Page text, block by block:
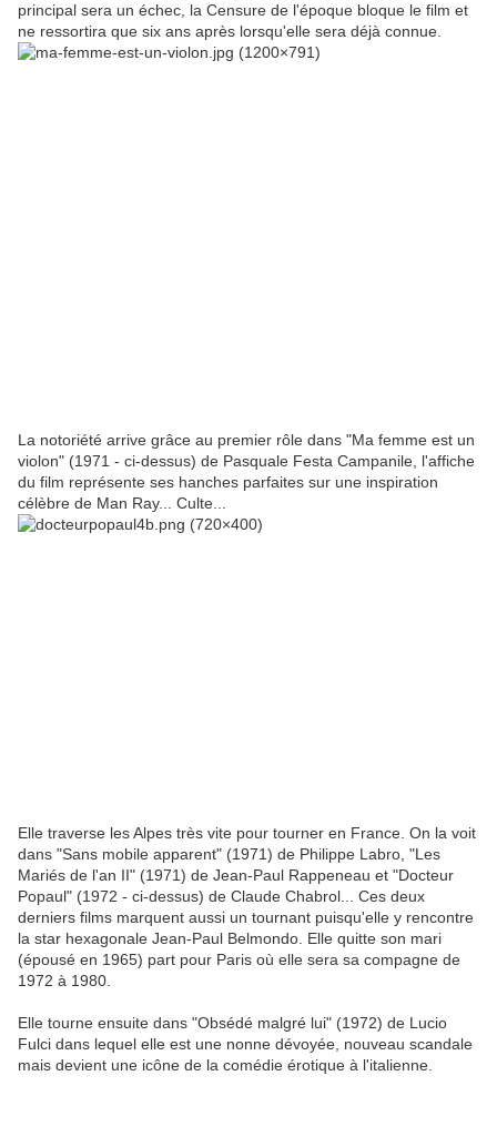
principal sera un échec, la Censure de l'époque bloque le film et
ne ressortira que six ans après lorsqu'elle sera déjà connue.
La notoriété arrive grâce au premier rôle dans "Ma femme est un
violon" (1971 - ci-dessus) de Pasquale Festa Campanile, l'affiche
du film représente ses hanches parfaites sur une inspiration
célèbre de Man Ray... Culte...
Elle traverse les Alpes très vite pour tourner en France. On la voit
dans "Sans mobile apparent" (1971) de Philippe Labro, "Les
Mariés de l'an II" (1971) de Jean-Paul Rappeneau et "Docteur
Popaul" (1972 - ci-dessus) de Claude Chabrol... Ces deux
derniers films marquent aussi un tournant puisqu'elle y rencontre
la star hexagonale Jean-Paul Belmondo. Elle quitte son mari
(épousé en 1965) part pour Paris où elle sera sa compagne de
1972 à 1980.
Elle tourne ensuite dans "Obsédé malgré lui" (1972) de Lucio
Fulci dans lequel elle est une nonne dévoyée, nouveau scandale
mais devient une icône de la comédie érotique à l'italienne.